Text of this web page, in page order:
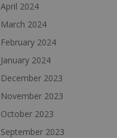
April 2024
March 2024
February 2024
January 2024
December 2023
November 2023
October 2023
September 2023